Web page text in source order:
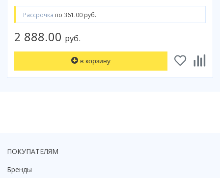
Рассрочка по 361.00 руб.
2 888.00 руб.
в корзину
ПОКУПАТЕЛЯМ
Бренды